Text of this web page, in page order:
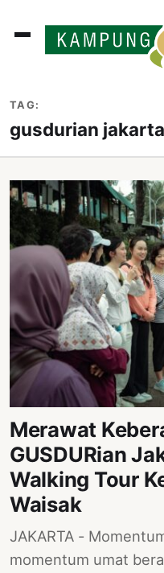
TAG:
gusdurian jakarta
Merawat
GUSDURian
Walking Tour
Waisak
JAKARTA -
momentum umat